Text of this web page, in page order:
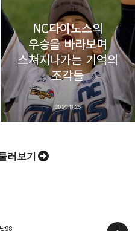
NC다이노스의
우승을 바라보며
스쳐지나가는 기억의
조각들
2020.11.25
러보기
98.